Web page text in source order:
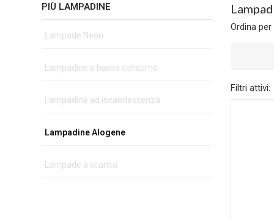
PIÙ LAMPADINE
Lampade Neon
Lampadine a basso consumo
Lampadine ad incandescenza
Lampadine Alogene
Lampade a scarica
Ordina per
Filtri attivi: